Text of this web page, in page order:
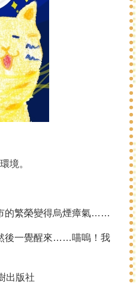
境。
的繁榮變得烏煙瘴氣……
後一覺醒來……喵嗚！我
出版社